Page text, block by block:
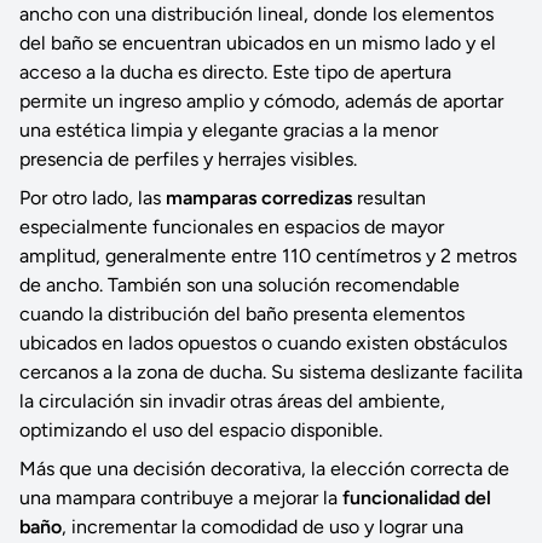
ancho con una distribución lineal, donde los elementos
del baño se encuentran ubicados en un mismo lado y el
acceso a la ducha es directo. Este tipo de apertura
permite un ingreso amplio y cómodo, además de aportar
una estética limpia y elegante gracias a la menor
presencia de perfiles y herrajes visibles.
Por otro lado, las mamparas corredizas resultan
especialmente funcionales en espacios de mayor
amplitud, generalmente entre 110 centímetros y 2 metros
de ancho. También son una solución recomendable
cuando la distribución del baño presenta elementos
ubicados en lados opuestos o cuando existen obstáculos
cercanos a la zona de ducha. Su sistema deslizante facilita
la circulación sin invadir otras áreas del ambiente,
optimizando el uso del espacio disponible.
Más que una decisión decorativa, la elección correcta de
una mampara contribuye a mejorar la funcionalidad del
baño, incrementar la comodidad de uso y lograr una